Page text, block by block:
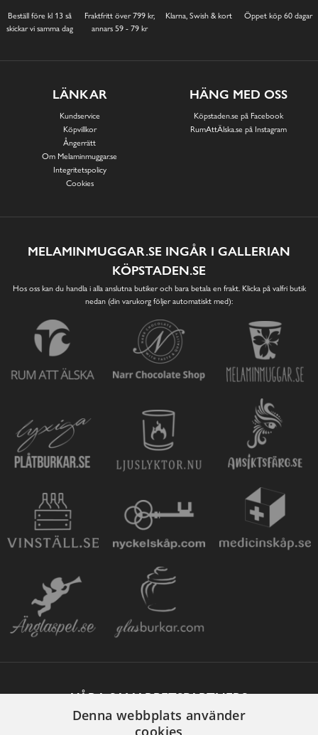
Beställ före kl 13 så
skickar vi samma dag
Fraktfritt över 799 kr,
annars 59 - 79 kr
Klarna, Swish & kort Öppet köp 60 dagar
LÄNKAR
Kundservice
Köpvillkor
Ångerrätt
Om Melaminmuggar.se
Integritetspolicy
Cookies
HÄNG MED OSS
Köpstaden.se på Facebook
RumAttÄlska.se på Instagram
MELAMINMUGGAR.SE INGÅR I GALLERIAN
KÖPSTADEN.SE
Hos oss kan du handla i alla anslutna butiker och bara betala en frakt. Klicka på valfri butik
nedan (din varukorg följer automatiskt med):
VÅRA SAMARBETSPARTNERS
Denna webbplats använder
cookies